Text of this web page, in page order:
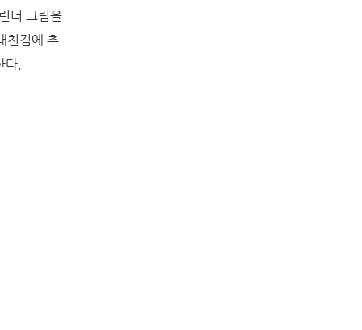
더 그림을
친김에 추
다.